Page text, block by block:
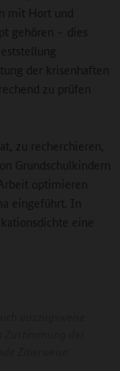
mit Hort und
gehören – dies
der krisenhaften
zu prüfen
zu recherchieren,
Grundschulkindern
optimieren
eingeführt. In
eine